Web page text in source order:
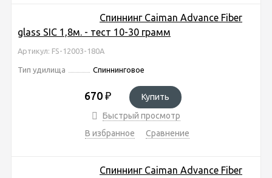
Спиннинг Caiman Advance Fiber
glass SIC 1,8м. - тест 10-30 грамм
Артикул: FS-12003-180A
Тип удилища Спиннинговое
670 ₽
Купить
Быстрый просмотр
В избранное
Сравнение
Спиннинг Caiman Advance Fiber